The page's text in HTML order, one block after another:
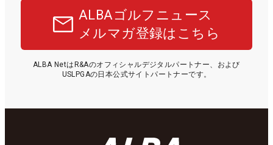
ALBAゴルフニュース
メルマガ登録はこちら
ALBA NetはR&Aのオフィシャルデジタルパートナー、および
USLPGAの日本公式サイトパートナーです。